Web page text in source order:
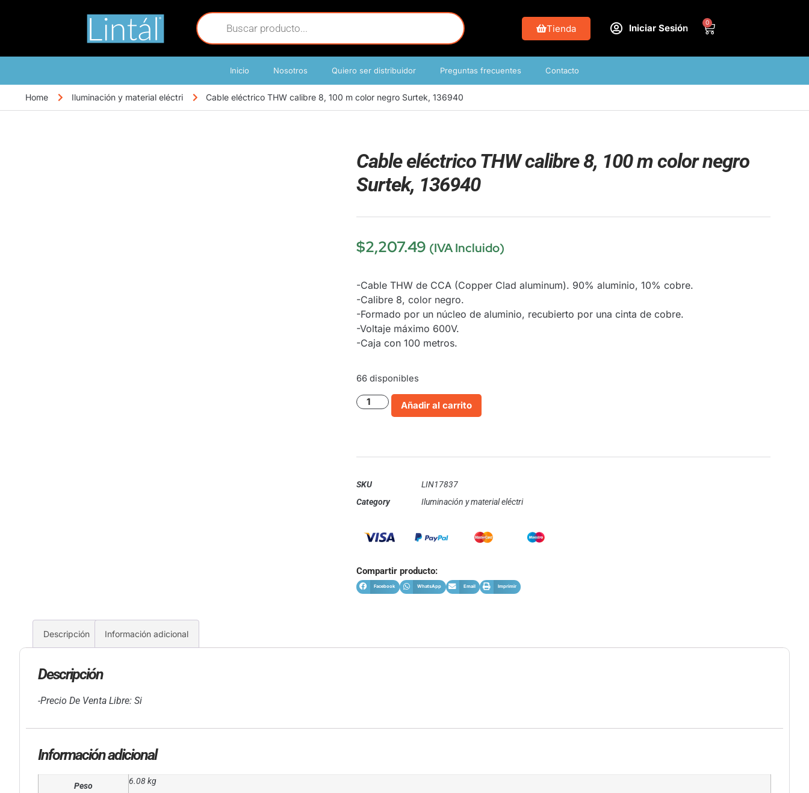
Tienda Iniciar Sesión
0
Inicio Nosotros Quiero ser distribuidor Preguntas frecuentes Contacto
Home Iluminación y material eléctri Cable eléctrico THW calibre 8, 100 m color negro Surtek, 136940
Cable eléctrico THW calibre 8, 100 m color negro
Surtek, 136940
$2,207.49 (IVA Incluido)
-Cable THW de CCA (Copper Clad aluminum). 90% aluminio, 10% cobre.
-Calibre 8, color negro.
-Formado por un núcleo de aluminio, recubierto por una cinta de cobre.
-Voltaje máximo 600V.
-Caja con 100 metros.
66 disponibles
Añadir al carrito
SKU
LIN17837
Category
Iluminación y material eléctri
Compartir producto:
Facebook WhatsApp Email Imprimir
Descripción Información adicional
Descripción
-Precio De Venta Libre: Si
Información adicional
Peso 6.08 kg